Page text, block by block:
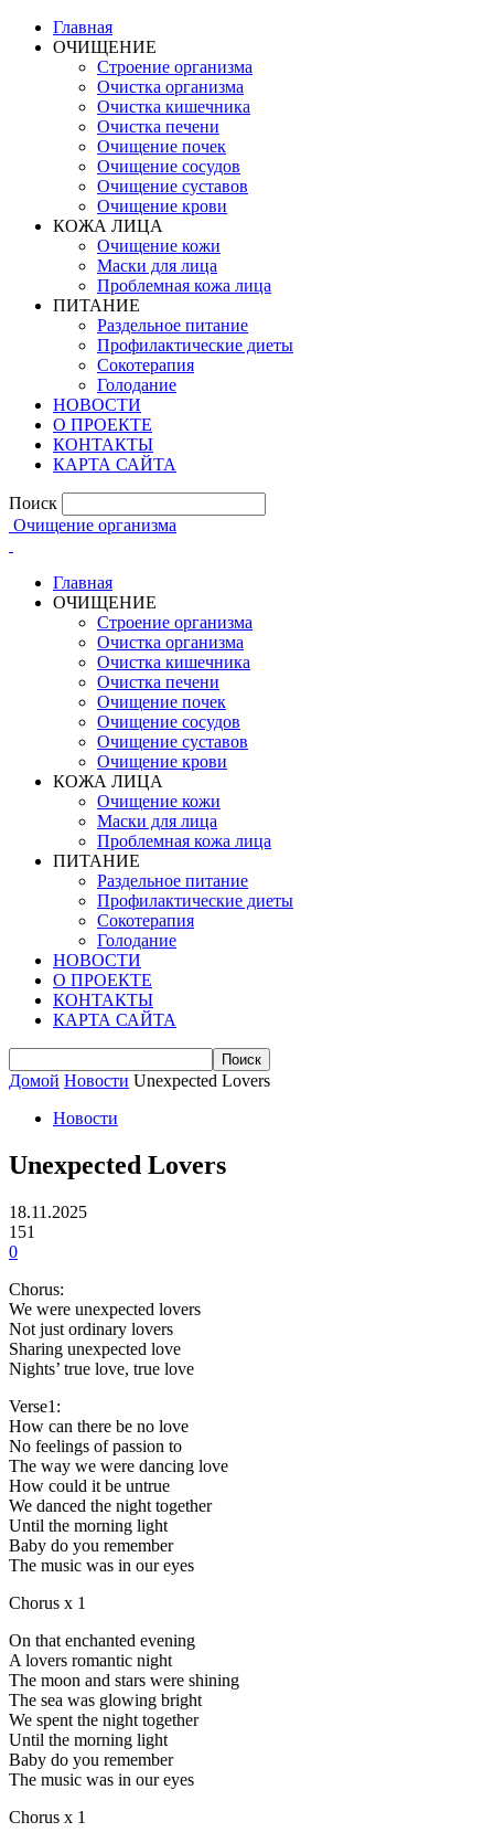
Главная
ОЧИЩЕНИЕ
Строение организма
Очистка организма
Очистка кишечника
Очистка печени
Очищение почек
Очищение сосудов
Очищение суставов
Очищение крови
КОЖА ЛИЦА
Очищение кожи
Маски для лица
Проблемная кожа лица
ПИТАНИЕ
Раздельное питание
Профилактические диеты
Сокотерапия
Голодание
НОВОСТИ
О ПРОЕКТЕ
КОНТАКТЫ
КАРТА САЙТА
Поиск
Очищение организма
Главная
ОЧИЩЕНИЕ
Строение организма
Очистка организма
Очистка кишечника
Очистка печени
Очищение почек
Очищение сосудов
Очищение суставов
Очищение крови
КОЖА ЛИЦА
Очищение кожи
Маски для лица
Проблемная кожа лица
ПИТАНИЕ
Раздельное питание
Профилактические диеты
Сокотерапия
Голодание
НОВОСТИ
О ПРОЕКТЕ
КОНТАКТЫ
КАРТА САЙТА
Домой Новости Unexpected Lovers
Новости
Unexpected Lovers
18.11.2025
151
0
Chorus:
We were unexpected lovers
Not just ordinary lovers
Sharing unexpected love
Nights’ true love, true love
Verse1:
How can there be no love
No feelings of passion to
The way we were dancing love
How could it be untrue
We danced the night together
Until the morning light
Baby do you remember
The music was in our eyes
Chorus x 1
On that enchanted evening
A lovers romantic night
The moon and stars were shining
The sea was glowing bright
We spent the night together
Until the morning light
Baby do you remember
The music was in our eyes
Chorus x 1